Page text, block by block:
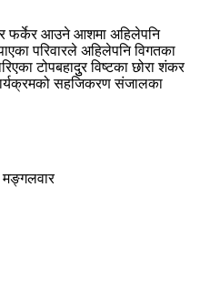
र फर्केर आउने आशमा अहिलेपनि
परिवारले अहिलेपनि विगतका
टोपबहादुुर विष्टका छोरा शंकर
सहजिकरण संजालका
मङ्गलवार